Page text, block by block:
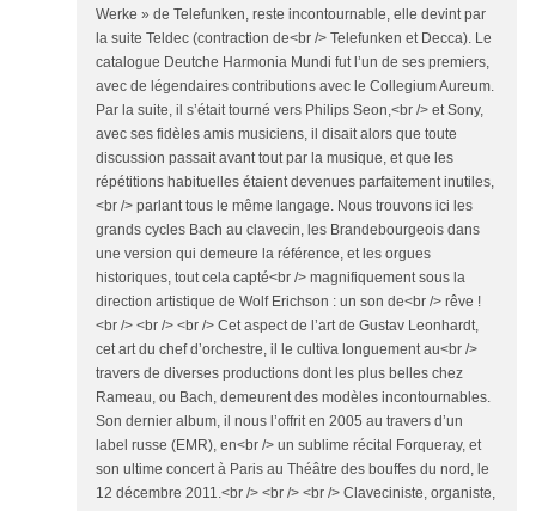
Werke » de Telefunken, reste incontournable, elle devint par
la suite Teldec (contraction de<br /> Telefunken et Decca). Le
catalogue Deutche Harmonia Mundi fut l’un de ses premiers,
avec de légendaires contributions avec le Collegium Aureum.
Par la suite, il s’était tourné vers Philips Seon,<br /> et Sony,
avec ses fidèles amis musiciens, il disait alors que toute
discussion passait avant tout par la musique, et que les
répétitions habituelles étaient devenues parfaitement inutiles,
<br /> parlant tous le même langage. Nous trouvons ici les
grands cycles Bach au clavecin, les Brandebourgeois dans
une version qui demeure la référence, et les orgues
historiques, tout cela capté<br /> magnifiquement sous la
direction artistique de Wolf Erichson : un son de<br /> rêve !
<br /> <br /> <br /> Cet aspect de l’art de Gustav Leonhardt,
cet art du chef d’orchestre, il le cultiva longuement au<br />
travers de diverses productions dont les plus belles chez
Rameau, ou Bach, demeurent des modèles incontournables.
Son dernier album, il nous l’offrit en 2005 au travers d’un
label russe (EMR), en<br /> un sublime récital Forqueray, et
son ultime concert à Paris au Théâtre des bouffes du nord, le
12 décembre 2011.<br /> <br /> <br /> Claveciniste, organiste,